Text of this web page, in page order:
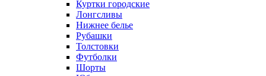
Куртки городские
Лонгсливы
Нижнее белье
Рубашки
Толстовки
Футболки
Шорты